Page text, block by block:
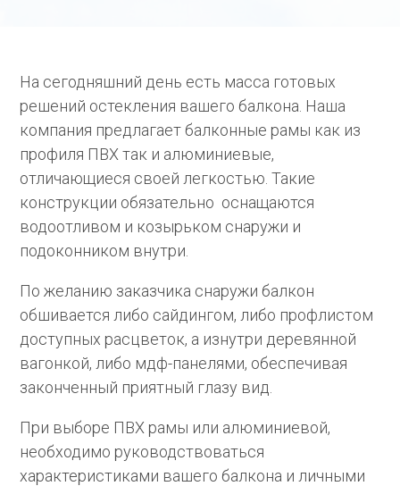
На сегодняшний день есть масса готовых
решений остекления вашего балкона. Наша
компания предлагает балконные рамы как из
профиля ПВХ так и алюминиевые,
отличающиеся своей легкостью. Такие
конструкции обязательно оснащаются
водоотливом и козырьком снаружи и
подоконником внутри.
По желанию заказчика снаружи балкон
обшивается либо сайдингом, либо профлистом
доступных расцветок, а изнутри деревянной
вагонкой, либо мдф-панелями, обеспечивая
законченный приятный глазу вид.
При выборе ПВХ рамы или алюминиевой,
необходимо руководствоваться
характеристиками вашего балкона и личными